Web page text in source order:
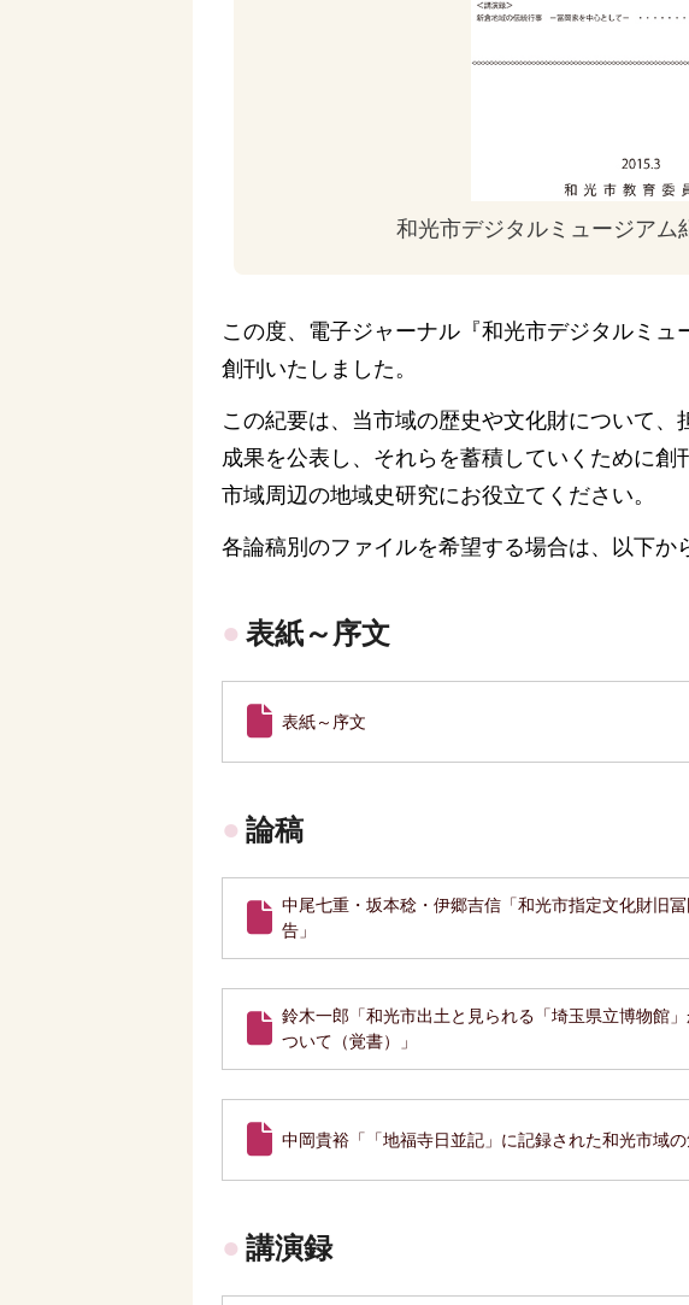
和光市デジタルミュージアム
この度、電子ジャーナル『和光市デジタルミ
創刊いたしました。
この紀要は、当市域の歴史や文化財について
成果を公表し、それらを蓄積していくために創
市域周辺の地域史研究にお役立てください。
各論稿別のファイルを希望する場合は、以下か
表紙～序文
表紙～序文
論稿
中尾七重・坂本稔・伊郷吉信「和光市指定文化財旧
告」
鈴木一郎「和光市出土と見られる「埼玉県立博物館
ついて（覚書）」
中岡貴裕「「地福寺日並記」に記録された和光市域の
講演録